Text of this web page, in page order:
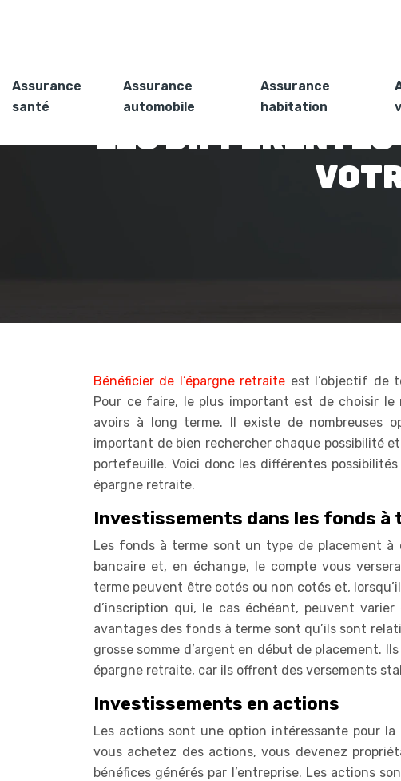
Assurance
santé
Assurance
automobile
Assurance
habitation
LES
Bénéficier de l’épargne retraite est l’objectif de
Pour ce faire, le plus important est de choisir le
avoirs à long terme. Il existe de nombreuses
important de bien rechercher chaque possibilité
portefeuille. Voici donc les différentes
épargne retraite.
Investissements dans les fonds à
Les fonds à terme sont un type de placement
bancaire et, en échange, le compte vous
terme peuvent être cotés ou non cotés et,
d’inscription qui, le cas échéant, peuvent
avantages des fonds à terme sont qu’ils sont
grosse somme d’argent en début de placement.
épargne retraite, car ils offrent des versements
Investissements en actions
Les actions sont une option intéressante pour
vous achetez des actions, vous devenez
bénéfices générés par l’entreprise. Les actions